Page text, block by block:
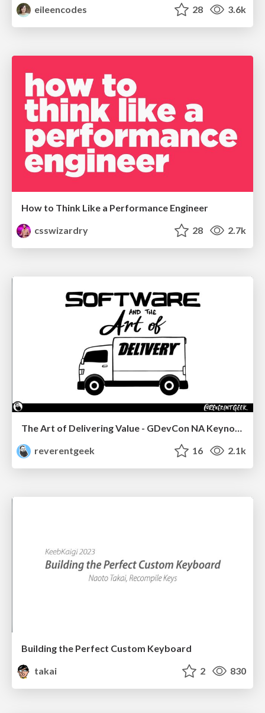
eileencodes 28 3.6k
How to Think Like a Performance Engineer
csswizardry
28 2.7k
The Art of Delivering Value - GDevCon NA Keynote
reverentgeek
16 2.1k
Building the Perfect Custom Keyboard
takai
2 830